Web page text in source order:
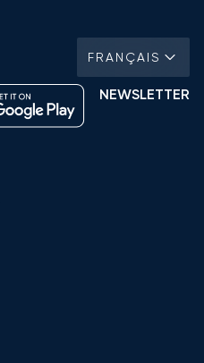
FRANÇAIS
NEWSLETTER